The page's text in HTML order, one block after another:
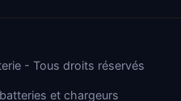
- Tous droits réservés
et chargeurs